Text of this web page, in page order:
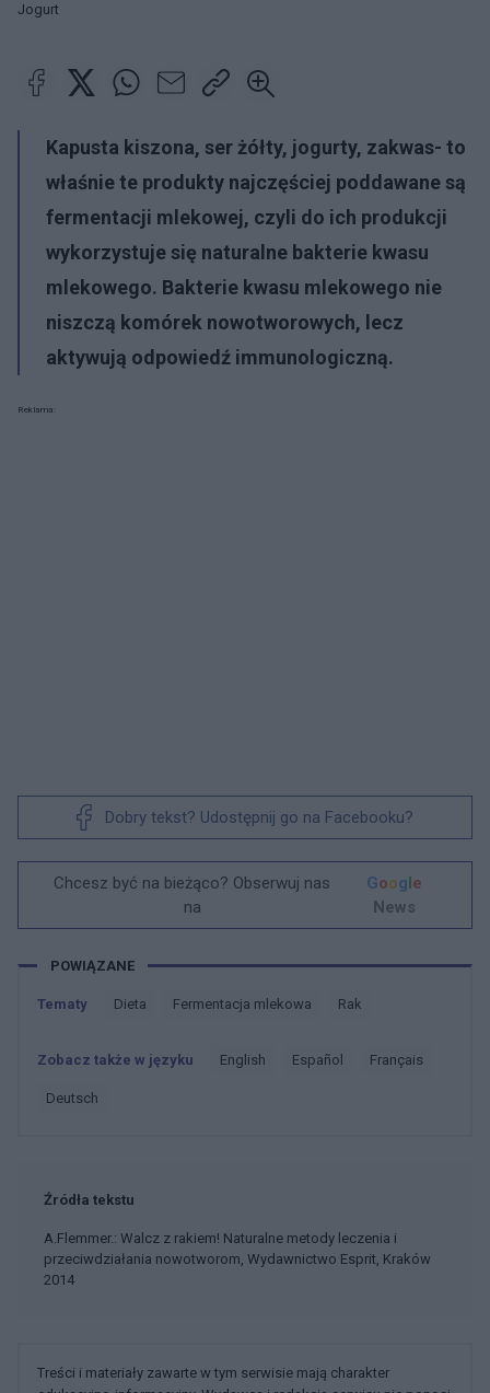
Jogurt
Kapusta kiszona, ser żółty, jogurty, zakwas- to
właśnie te produkty najczęściej poddawane są
fermentacji mlekowej, czyli do ich produkcji
wykorzystuje się naturalne bakterie kwasu
mlekowego. Bakterie kwasu mlekowego nie
niszczą komórek nowotworowych, lecz
aktywują odpowiedź immunologiczną.
Reklama:
Dobry tekst? Udostępnij go na Facebooku?
Chcesz być na bieżąco? Obserwuj nas
na
Google
News
POWIĄZANE
Tematy Dieta Fermentacja mlekowa Rak
Zobacz także w języku english español français
deutsch
Źródła tekstu
A.Flemmer.: Walcz z rakiem! Naturalne metody leczenia i
przeciwdziałania nowotworom, Wydawnictwo Esprit, Kraków
2014
Treści i materiały zawarte w tym serwisie mają charakter